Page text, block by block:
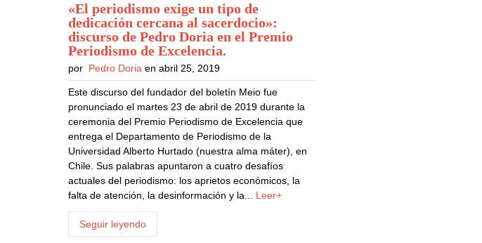
«El periodismo exige un tipo de
dedicación cercana al sacerdocio»:
discurso de Pedro Doria en el Premio
Periodismo de Excelencia.
por Pedro Doria en abril 25, 2019
Este discurso del fundador del boletín Meio fue
pronunciado el martes 23 de abril de 2019 durante la
ceremonia del Premio Periodismo de Excelencia que
entrega el Departamento de Periodismo de la
Universidad Alberto Hurtado (nuestra alma máter), en
Chile. Sus palabras apuntaron a cuatro desafíos
actuales del periodismo: los aprietos económicos, la
falta de atención, la desinformación y la... Leer+
Seguir leyendo